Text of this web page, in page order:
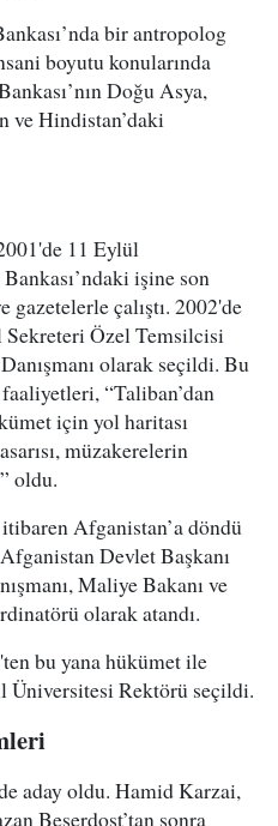
bir antropolog
boyutu konularında
Doğu Asya,
ve Hindistan’daki
11 Eylül
işine son
gazetelerle çalıştı. 2002'de
Sekreteri Özel Temsilcisi
olarak seçildi. Bu
“Taliban’dan
için yol haritası
müzakerelerin
oldu.
Afganistan’a döndü
Devlet Başkanı
Maliye Bakanı ve
olarak atandı.
bu yana hükümet ile
Üniversitesi Rektörü seçildi.
aday oldu. Hamid Karzai,
Beşerdost’tan sonra